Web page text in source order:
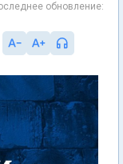
обновление: